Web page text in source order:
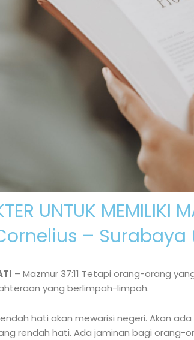
UNTUK
–
– Mazmur 37:11 Tetapi orang-orang
yang berlimpah-limpah.
hati akan mewarisi negeri. Akan
rendah hati. Ada jaminan bagi orang-